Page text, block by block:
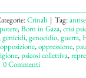
Crinali | Tag:
,Born in Gaza,crisi
genicidi,genocidio,guerra,
opposizione,oppressione,
,psicosi collettiva,
0 Commenti